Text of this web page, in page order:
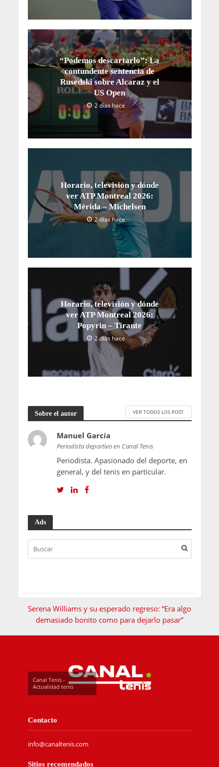
“Podemos descartarlo”: La
contundente sentencia de
Rusedski sobre Alcaraz y el
US Open
2 días hace
Horario, televisión y dónde
ver ATP Montreal 2026:
Mérida – Michelsen
2 días hace
Horario, televisión y dónde
ver ATP Montreal 2026:
Popyrin – Tirante
2 días hace
Sobre el autor VER TODOS LOS POST
Manuel García
Periodista deportivo en Canal Tenis
Periodista. Apasionado del deporte, en
general, y del tenis en particular.
Ads
Serena Williams y su esperado regreso: “Era algo
demasiado bonito como para dejarlo pasar”
Canal Tenis -
Actualidad tenis
Contacto
info@canaltenis.com
Sitios recomendados